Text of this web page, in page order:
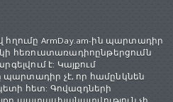
հղումը ArmDay.am-ին պարտադիր
հեռուստառադիոընթերցումն
է: Կայքում
չէ, որ համընկնեն
հետ: Գովազդների